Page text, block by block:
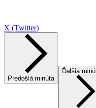
X (Twitter)
Predošlá minúta
Ďalšia